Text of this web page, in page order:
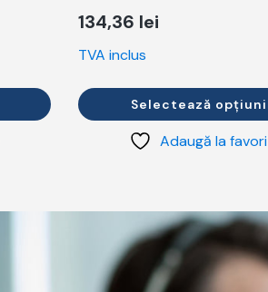
134,36 lei
TVA inclus
Selectează
Adaugă la